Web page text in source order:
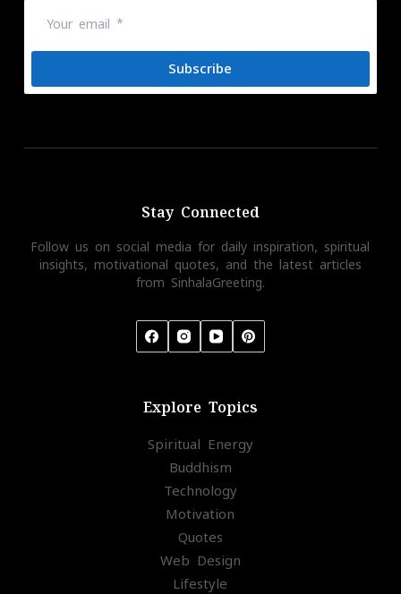
Subscribe
Stay Connected
Follow us on social media for daily inspiration, spiritual
insights, motivational quotes, and the latest articles
from SinhalaGreeting.
Explore Topics
Spiritual Energy
Buddhism
Technology
Motivation
Quotes
Web Design
Lifestyle